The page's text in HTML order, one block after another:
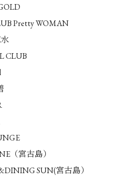
Pretty WOMAN
CLUB
（宮古島）
SUN(宮古島）